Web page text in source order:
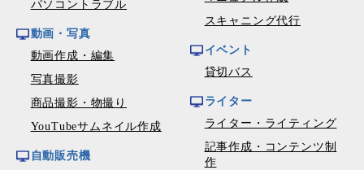
パソコントラブル
動画・写真
動画作成・編集
写真撮影
商品撮影・物撮り
YouTubeサムネイル作成
自動販売機
スキャニング代行
イベント
貸切バス
ライター
ライター・ライティング
記事作成・コンテンツ制
作